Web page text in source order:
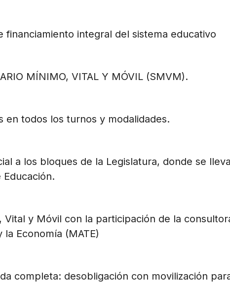
integral del sistema educativo
MÍNIMO, VITAL Y MÓVIL (SMVM).
en todos los turnos y modalidades.
a los bloques de la Legislatura, donde se
y Móvil con la participación de la
Economía (MATE)
completa: desobligación con movilización